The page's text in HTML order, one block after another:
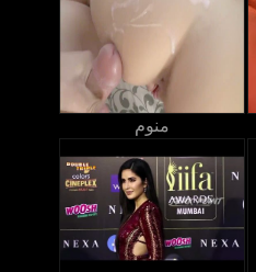
منوم